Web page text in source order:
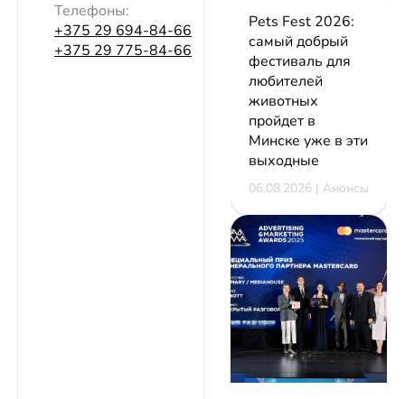
Телефоны:
+375 29 694-84-66
+375 29 775-84-66
Pets Fest 2026:
самый добрый
фестиваль для
любителей
животных
пройдет в
Минске уже в эти
выходные
06.08.2026 | Анонсы